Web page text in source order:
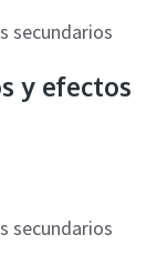
y efectos